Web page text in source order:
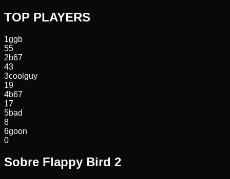
TOP PLAYERS
1ggb
55
2b67
43
3coolguy
19
4b67
17
5bad
8
6goon
0
Sobre Flappy Bird 2